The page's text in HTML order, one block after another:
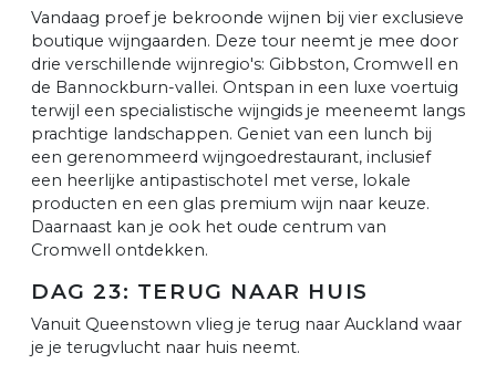
Vandaag proef je bekroonde wijnen bij vier exclusieve
boutique wijngaarden. Deze tour neemt je mee door
drie verschillende wijnregio's: Gibbston, Cromwell en
de Bannockburn-vallei. Ontspan in een luxe voertuig
terwijl een specialistische wijngids je meeneemt langs
prachtige landschappen. Geniet van een lunch bij
een gerenommeerd wijngoedrestaurant, inclusief
een heerlijke antipastischotel met verse, lokale
producten en een glas premium wijn naar keuze.
Daarnaast kan je ook het oude centrum van
Cromwell ontdekken.
DAG 23: TERUG NAAR HUIS
Vanuit Queenstown vlieg je terug naar Auckland waar
je je terugvlucht naar huis neemt.